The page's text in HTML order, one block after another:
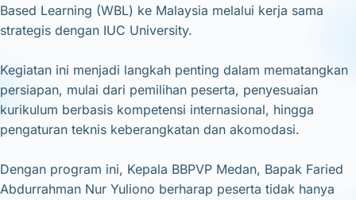
Based Learning (WBL) ke Malaysia melalui kerja sama
strategis dengan IUC University.
Kegiatan ini menjadi langkah penting dalam mematangkan
persiapan, mulai dari pemilihan peserta, penyesuaian
kurikulum berbasis kompetensi internasional, hingga
pengaturan teknis keberangkatan dan akomodasi.
Dengan program ini, Kepala BBPVP Medan, Bapak Faried
Abdurrahman Nur Yuliono berharap peserta tidak hanya